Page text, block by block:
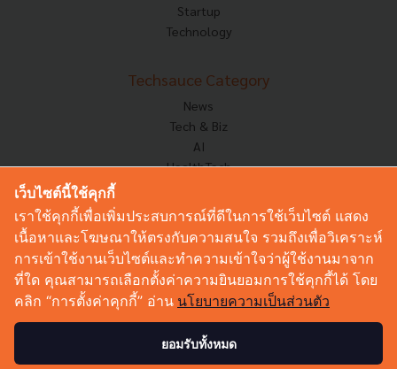
Startup
Technology
Techsauce Category
News
Tech & Biz
AI
HealthTech
Corp Innov
Saucy Thoughts
Sustainable
Videos
Podcast
เว็บไซต์นี้ใช้คุกกี้
เราใช้คุกกี้เพื่อเพิ่มประสบการณ์ที่ดีในการใช้เว็บไซต์ แสดง
เนื้อหาและโฆษณาให้ตรงกับความสนใจ รวมถึงเพื่อวิเคราะห์
การเข้าใช้งานเว็บไซต์และทำความเข้าใจว่าผู้ใช้งานมาจาก
ที่ใด คุณสามารถเลือกตั้งค่าความยินยอมการใช้คุกกี้ได้ โดย
คลิก “การตั้งค่าคุกกี้” อ่าน นโยบายความเป็นส่วนตัว
ยอมรับทั้งหมด